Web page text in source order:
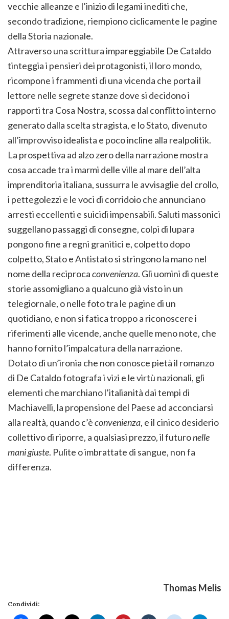
vecchie alleanze e l’inizio di legami inediti che,
secondo tradizione, riempiono ciclicamente le pagine
della Storia nazionale.
Attraverso una scrittura impareggiabile De Cataldo
tinteggia i pensieri dei protagonisti, il loro mondo,
ricompone i frammenti di una vicenda che porta il
lettore nelle segrete stanze dove si decidono i
rapporti tra Cosa Nostra, scossa dal conflitto interno
generato dalla scelta stragista, e lo Stato, divenuto
all’improvviso idealista e poco incline alla realpolitik.
La prospettiva ad alzo zero della narrazione mostra
cosa accade tra i marmi delle ville al mare dell’alta
imprenditoria italiana, sussurra le avvisaglie del crollo,
i pettegolezzi e le voci di corridoio che annunciano
arresti eccellenti e suicidi impensabili. Saluti massonici
suggellano passaggi di consegne, colpi di lupara
pongono fine a regni granitici e, colpetto dopo
colpetto, Stato e Antistato si stringono la mano nel
nome della reciprocaconvenienza. Gli uomini di queste
storie assomigliano a qualcuno già visto in un
telegiornale, o nelle foto tra le pagine di un
quotidiano, e non si fatica troppo a riconoscere i
riferimenti alle vicende, anche quelle meno note, che
hanno fornito l’impalcatura della narrazione.
Dotato di un’ironia che non conosce pietà il romanzo
di De Cataldo fotografa i vizi e le virtù nazionali, gli
elementi che marchiano l’italianità dai tempi di
Machiavelli, la propensione del Paese ad acconciarsi
alla realtà, quando c’èconvenienza, e il cinico desiderio
collettivo di riporre, a qualsiasi prezzo, il futuronelle
mani giuste. Pulite o imbrattate di sangue, non fa
differenza.
Thomas Melis
Condividi: